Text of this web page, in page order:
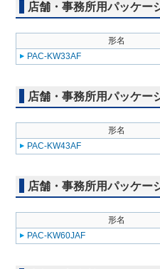
店舗・事務所用パッケー
形名
PAC-KW33AF
店舗・事務所用パッケー
形名
PAC-KW43AF
店舗・事務所用パッケー
形名
PAC-KW60JAF